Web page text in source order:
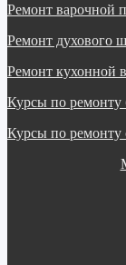
Ремонт варочной
Ремонт духового
Ремонт кухонной
Курсы по ремонту
Курсы по